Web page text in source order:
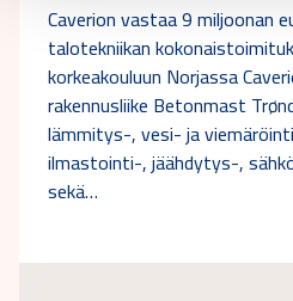
Caverion vastaa 9 miljoonan
talotekniikan
korkeakouluun Norjassa
rakennusliike Betonmast
lämmitys-, vesi- ja
ilmastointi-, jäähdytys-,
sekä…